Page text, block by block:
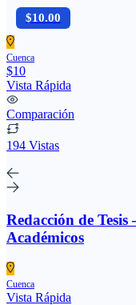
$10.00
Cuenca
$10
Vista Rápida
Comparación
194 Vistas
Redacción de
Académicos
Cuenca
Vista Rápida